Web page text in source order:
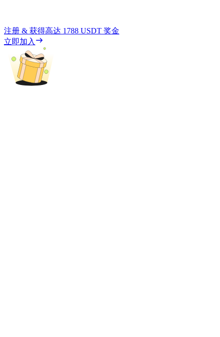
注册 & 获得高达 1788 USDT 奖金
立即加入